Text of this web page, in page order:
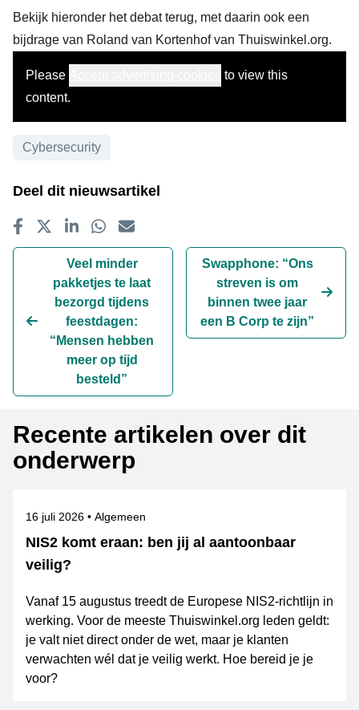
Bekijk hieronder het debat terug, met daarin ook een
bijdrage van Roland van Kortenhofvan Thuiswinkel.org.
Please
to view this
content.
Onderwerpen
Cybersecurity
Deel dit nieuwsartikel
Delen op Facebook
TweetDelen op LinkedIn
Delen op WhatsApp
E-mailadres
Veel minder
pakketjes te laat
bezorgd tijdens
feestdagen:
“Mensen hebben
meer op tijd
besteld”
Swapphone: “Ons
streven is om
binnen twee jaar
een B Corp te zijn”
Recente artikelen over dit
onderwerp
NIS2 komt eraan: ben jij al aantoonbaar
veilig?
Gepubliceerd op
16 juli 2026 Onderwerpen
Algemeen
Vanaf 15 augustus treedt de Europese NIS2-richtlijn in
werking. Voor de meeste Thuiswinkel.org leden geldt:
je valt niet direct onder de wet, maar je klanten
verwachten wél dat je veilig werkt. Hoe bereid je je
voor?